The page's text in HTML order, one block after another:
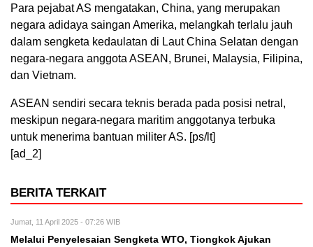
Para pejabat AS mengatakan, China, yang merupakan
negara adidaya saingan Amerika, melangkah terlalu jauh
dalam sengketa kedaulatan di Laut China Selatan dengan
negara-negara anggota ASEAN, Brunei, Malaysia, Filipina,
dan Vietnam.
ASEAN sendiri secara teknis berada pada posisi netral,
meskipun negara-negara maritim anggotanya terbuka
untuk menerima bantuan militer AS. [ps/lt]
[ad_2]
BERITA TERKAIT
Jumat, 11 April 2025 - 07:26 WIB
Melalui Penyelesaian Sengketa WTO, Tiongkok Ajukan